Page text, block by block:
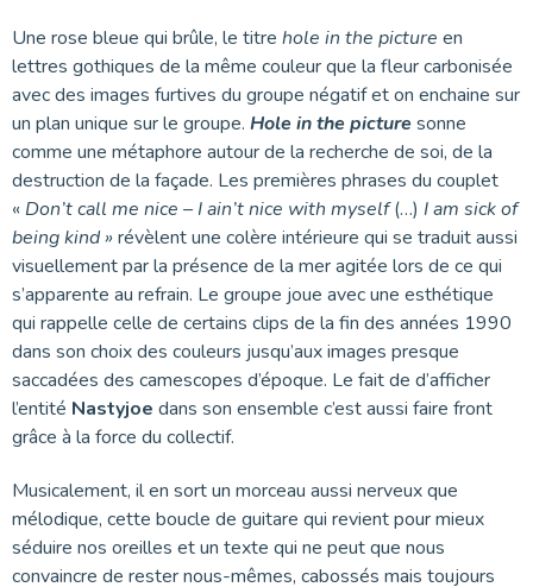
Une rose bleue qui brûle, le titre hole in the picture en
lettres gothiques de la même couleur que la fleur carbonisée
avec des images furtives du groupe négatif et on enchaine sur
un plan unique sur le groupe. Hole in the picturesonne
comme une métaphore autour de la recherche de soi, de la
destruction de la façade. Les premières phrases du couplet
« Don’t call me nice – I ain’t nice with myself(…) I am sick of
being kind »révèlent une colère intérieure qui se traduit aussi
visuellement par la présence de la mer agitée lors de ce qui
s’apparente au refrain. Le groupe joue avec une esthétique
qui rappelle celle de certains clips de la fin des années 1990
dans son choix des couleurs jusqu’aux images presque
saccadées des camescopes d’époque. Le fait de d’afficher
l’entité Nastyjoe dans son ensemble c’est aussi faire front
grâce à la force du collectif.
Musicalement, il en sort un morceau aussi nerveux que
mélodique, cette boucle de guitare qui revient pour mieux
séduire nos oreilles et un texte qui ne peut que nous
convaincre de rester nous-mêmes, cabossés mais toujours